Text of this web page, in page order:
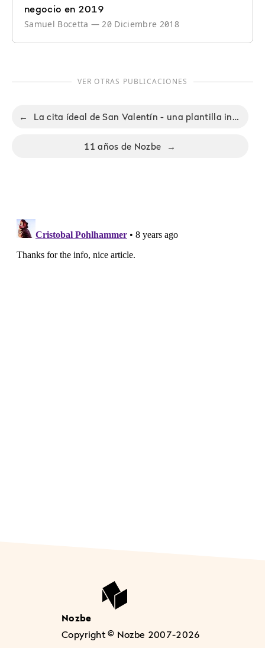
negocio en 2019
Samuel Bocetta —20 Diciembre 2018
VER OTRAS PUBLICACIONES
← La cita ídeal de San Valentín - una plantilla inspiradora Nozbe.how
11 años de Nozbe →
Nozbe
Copyright © Nozbe 2007-2026